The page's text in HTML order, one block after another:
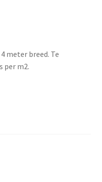
meter breed. Te
per m2.